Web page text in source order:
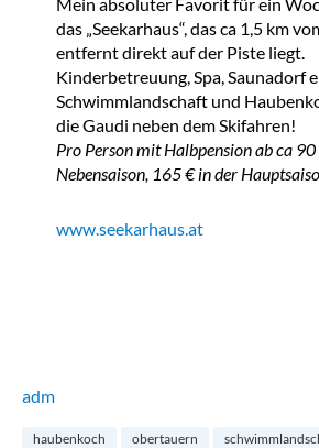
das „Seekarhaus“, das ca 1,5 km
entfernt direkt auf der Piste liegt.
Kinderbetreuung, Spa, Saunadorf
Schwimmlandschaft und
die Gaudi neben dem Skifahren!
Pro Person mit Halbpension ab ca
Nebensaison, 165 € in der
www.seekarhaus.at
adm
haubenkoch obertauern